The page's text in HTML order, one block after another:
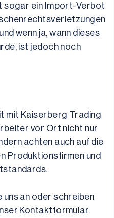
sogar ein Import-Verbot
wenn ja, wann dieses
ist jedoch noch
mit Kaiserberg Trading
vor Ort nicht nur
achten auch auf die
Produktionsfirmen und
uns an oder schreiben
Kontaktformular.